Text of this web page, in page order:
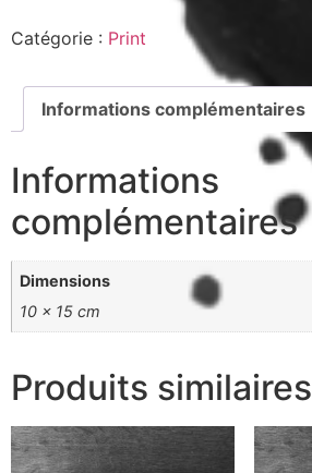
Catégorie : Print
Informations complémentaires
Informations
complémentaires
Dimensions
10 × 15 cm
Produits similaires